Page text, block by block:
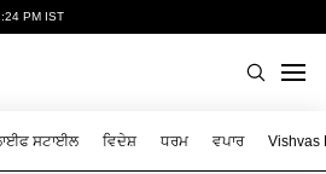
PM IST
ਸਟਾਈਲ ਵਿਦੇਸ਼ ਧਰਮ ਵਪਾਰ Vishvas